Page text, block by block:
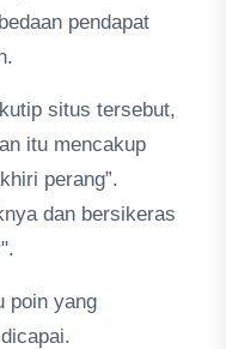
pendapat
situs tersebut,
itu mencakup
perang”.
dan bersikeras
poin yang